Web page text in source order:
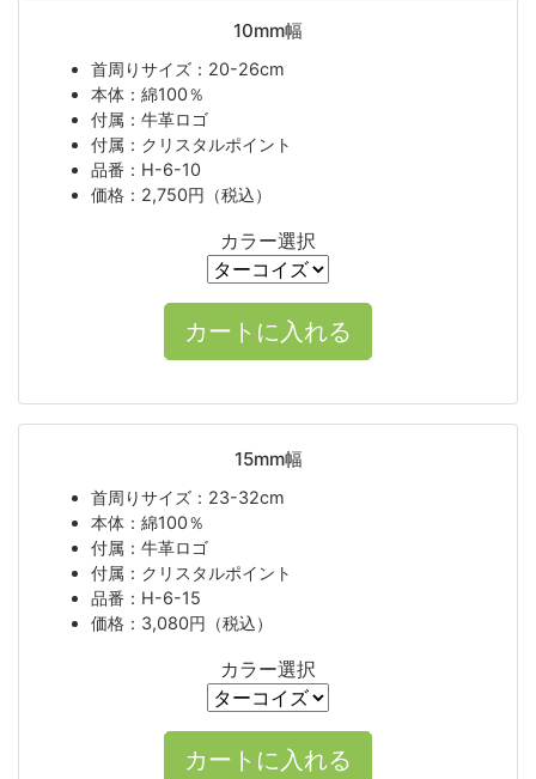
10mm幅
首周りサイズ：20-26cm
本体：綿100％
付属：牛革ロゴ
付属：クリスタルポイント
品番：H-6-10
価格：2,750円（税込）
カラー選択
15mm幅
首周りサイズ：23-32cm
本体：綿100％
付属：牛革ロゴ
付属：クリスタルポイント
品番：H-6-15
価格：3,080円（税込）
カラー選択